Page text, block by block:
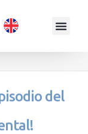
del